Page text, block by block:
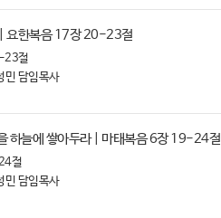
| 요한복음 17장 20-23절
23절
민 담임목사
하늘에 쌓아두라 | 마태복음 6장 19-24절
절
민 담임목사